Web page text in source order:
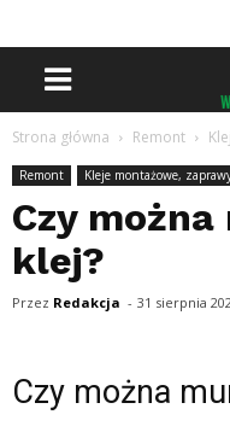
Strona główna Remont
Remont Kleje montażowe,
Czy
klej?
Przez Redakcja - 31 sierpnia
Czy można